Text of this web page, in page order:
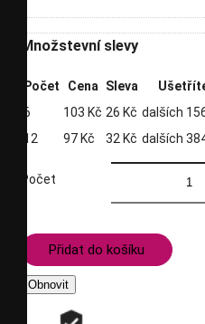
Množstevní slevy
Počet Cena Sleva
6
103 Kč 26 Kč dalších
12
97 Kč 32 Kč dalších
Počet
Přidat do košíku